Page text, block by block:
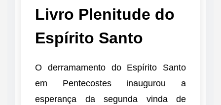
Livro Plenitude do
Espírito Santo
O derramamento do Espírito Santo
em Pentecostes inaugurou a
esperança da segunda vinda de